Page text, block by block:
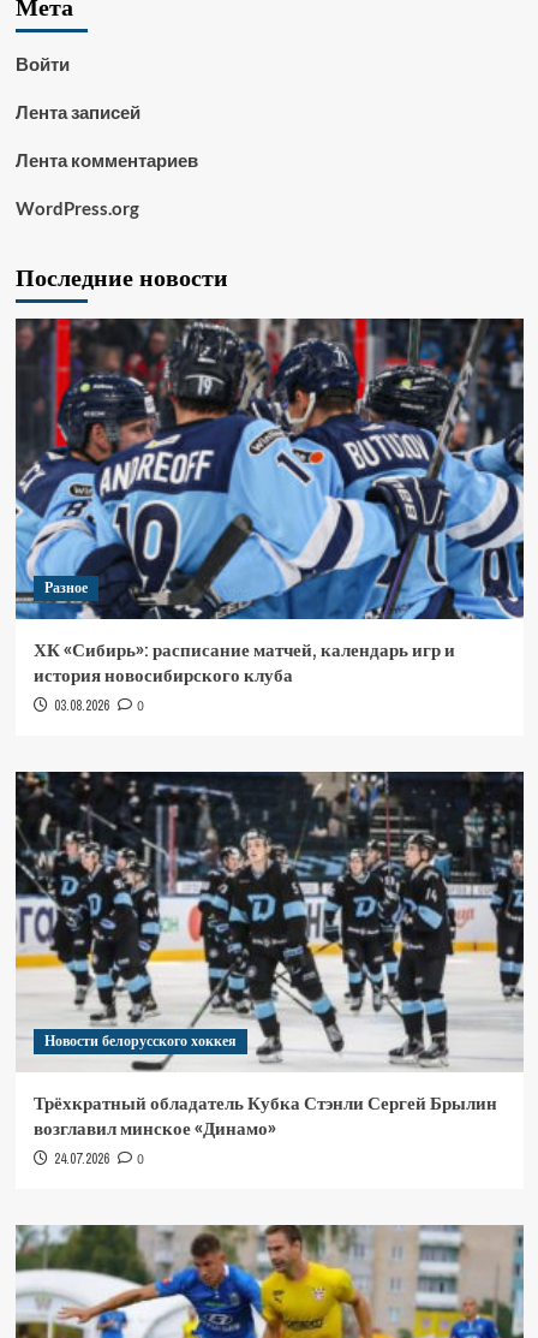
Войти
Лента записей
Лента комментариев
WordPress.org
Последние новости
Разное
ХК «Сибирь»: расписание матчей, календарь игр и
история новосибирского клуба
03.08.2026 0
Новости белорусского хоккея
Трёхкратный обладатель Кубка Стэнли Сергей Брылин
возглавил минское «Динамо»
24.07.2026 0